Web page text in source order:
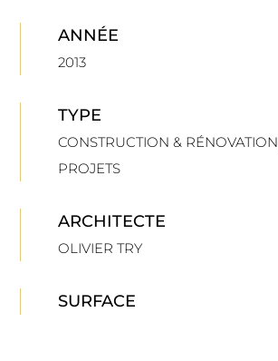
ANNÉE
2013
TYPE
CONSTRUCTION & RÉNOVATION
PROJETS
ARCHITECTE
OLIVIER TRY
SURFACE